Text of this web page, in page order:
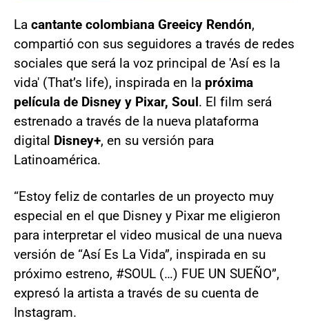
La cantante colombiana Greeicy Rendón,
compartió con sus seguidores a través de redes
sociales que será la voz principal de 'Así es la
vida' (That’s life), inspirada en la próxima
película de Disney y Pixar, Soul. El film será
estrenado a través de la nueva plataforma
digital Disney+, en su versión para
Latinoamérica.
“Estoy feliz de contarles de un proyecto muy
especial en el que Disney y Pixar me eligieron
para interpretar el video musical de una nueva
versión de “Así Es La Vida”, inspirada en su
próximo estreno, #SOUL (…) FUE UN SUEÑO”,
expresó la artista a través de su cuenta de
Instagram.